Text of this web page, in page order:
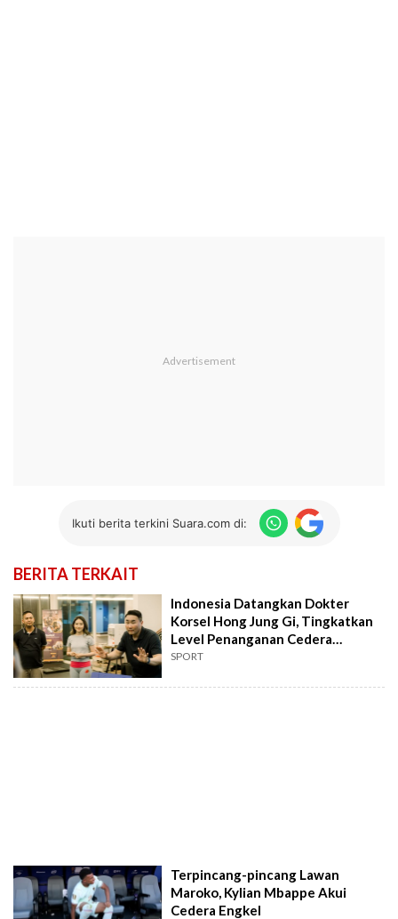
Ikuti berita terkini Suara.com di:
BERITA TERKAIT
Indonesia Datangkan Dokter
Korsel Hong Jung Gi, Tingkatkan
Level Penanganan Cedera
Olahraga
SPORT
Terpincang-pincang Lawan
Maroko, Kylian Mbappe Akui
Cedera Engkel